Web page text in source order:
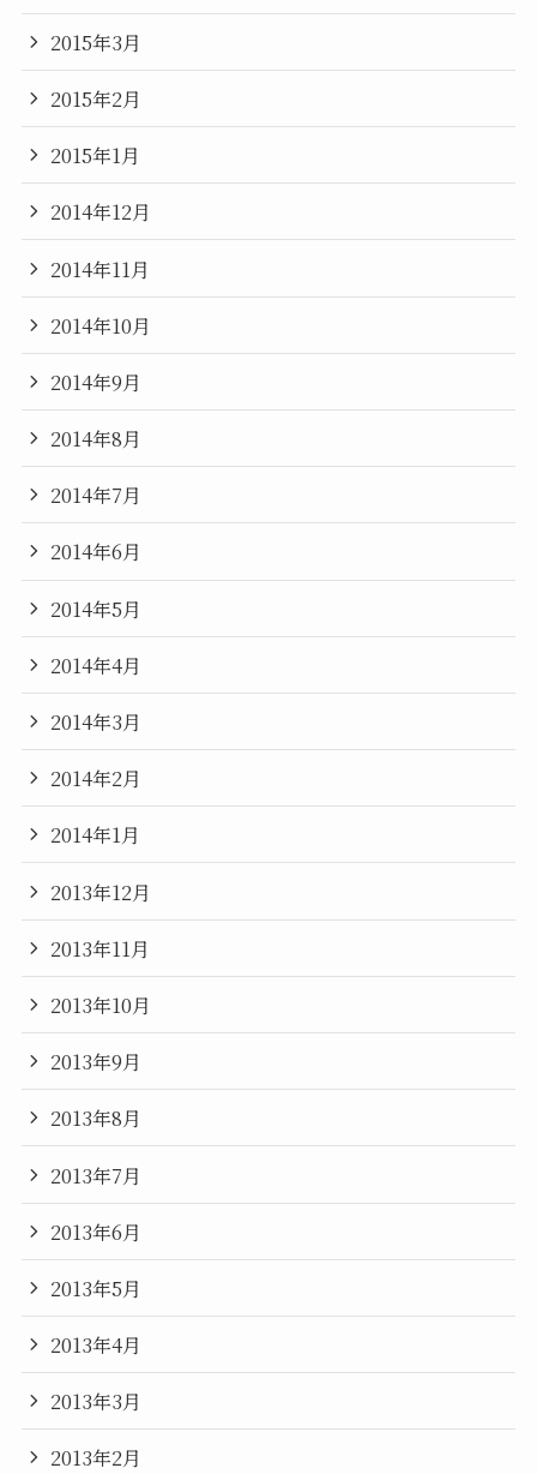
2015年3月
2015年2月
2015年1月
2014年12月
2014年11月
2014年10月
2014年9月
2014年8月
2014年7月
2014年6月
2014年5月
2014年4月
2014年3月
2014年2月
2014年1月
2013年12月
2013年11月
2013年10月
2013年9月
2013年8月
2013年7月
2013年6月
2013年5月
2013年4月
2013年3月
2013年2月